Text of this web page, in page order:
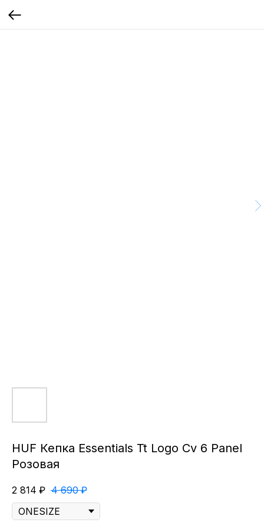
HUF Кепка Essentials Tt Logo Cv 6 Panel
Розовая
2 814 ₽ 4 690 ₽